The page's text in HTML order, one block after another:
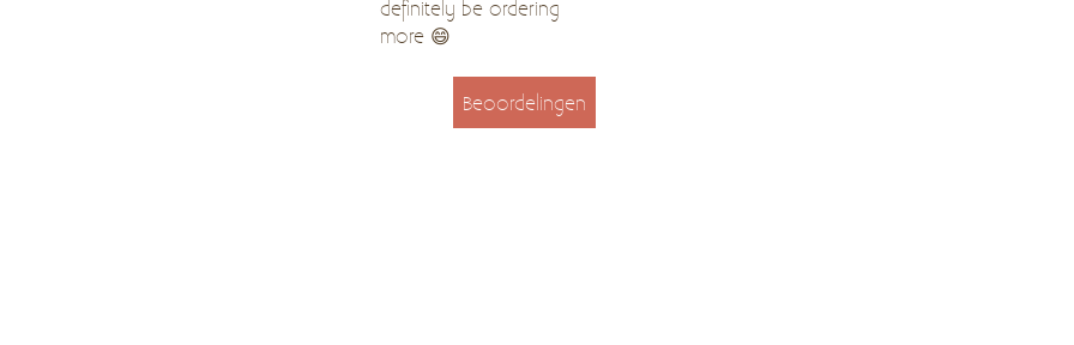
definitely be ordering
more 😄
Beoordelingen